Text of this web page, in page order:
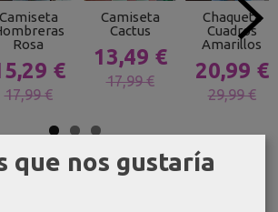
Camiseta
Rosa
€
17,99 €
Camiseta
Cactus
13,49 €
17,99 €
Chaqueta
Cuadros
Amarillos
20,99 €
29,99 €
que nos gustaría